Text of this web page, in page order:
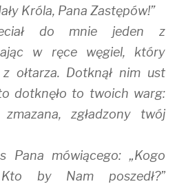
Króla, Pana Zastępów!”
do mnie jeden z
w ręce węgiel, który
z ołtarza. Dotknął nim ust
dotknęło to twoich warg:
zgładzony twój
Pana mówiącego: „Kogo
by Nam poszedł?”